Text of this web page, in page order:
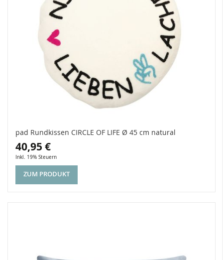
pad Rundkissen CIRCLE OF LIFE Ø 45 cm natural
40,95 €
Inkl. 19% Steuern
ZUM PRODUKT